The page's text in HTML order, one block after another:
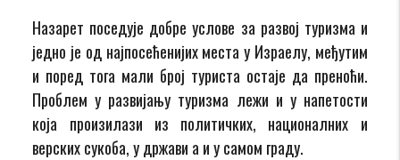
Назарет поседује добре услове за развој туризма и
једно је од најпосећенијих места у Израелу, међутим
и поред тога мали број туриста остаје да преноћи.
Проблем у развијању туризма лежи и у напетости
која произилази из политичких, националних и
верских сукоба, у држави а и у самом граду.